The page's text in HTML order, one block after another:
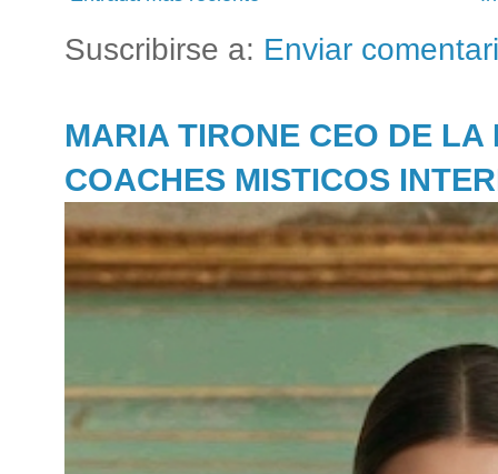
Suscribirse a: Enviar
MARIA TIRONE CEO DE LA
COACHES MISTICOS